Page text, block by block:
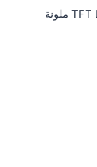
أجهزة قياس رقمية مجهزة بشاشة TFT LCD ملونة